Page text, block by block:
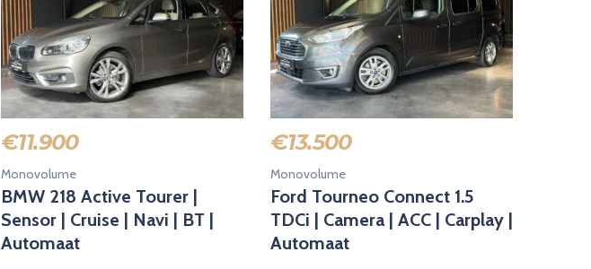
Monovolume
BMW 218 Active Tourer |
Sensor | Cruise | Navi | BT |
Automaat
€11.900
Monovolume
Ford Tourneo Connect 1.5
TDCi | Camera | ACC | Carplay |
Automaat
€13.500